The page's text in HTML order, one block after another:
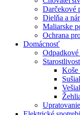
Darčekové
Dielňa a
Maliarske
Ochrana
Domácnosť
Odpadkové
Koše
Upratovanie